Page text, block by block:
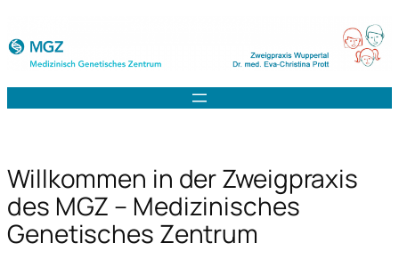
Inhalt
springen
Willkommen in der Zweigpraxis
des MGZ – Medizinisches
Genetisches Zentrum